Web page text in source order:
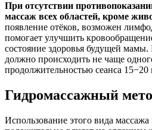
При отсутствии
массаж всех областей, кроме
появление отёков, возможен
помогает улучшить
состояние здоровья будущей
должно происходить не чаще
продолжительностью сеанса 15−20
Гидромассажный
Использование этого вида